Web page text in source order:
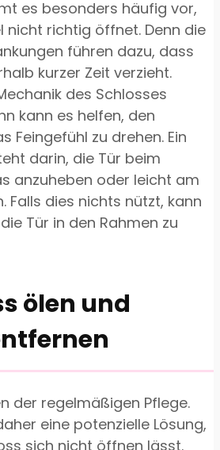
es besonders häufig vor,
nicht richtig öffnet. Denn die
führen dazu, dass
kurzer Zeit verzieht.
des Schlosses
kann es helfen, den
Feingefühl zu drehen. Ein
darin, die Tür beim
anzuheben oder leicht am
Falls dies nichts nützt, kann
Tür in den Rahmen zu
ölen und
der regelmäßigen Pflege.
eine potenzielle Lösung,
sich nicht öffnen lässt.